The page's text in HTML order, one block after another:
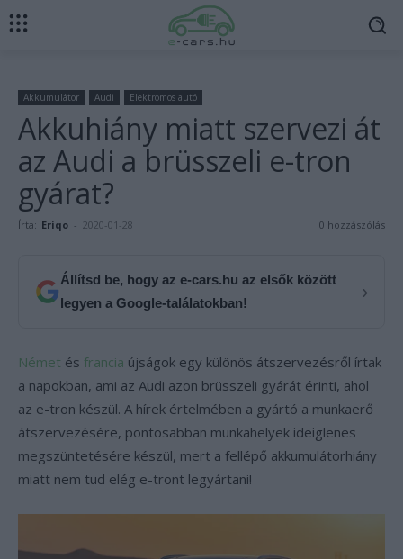
Akkumulátor Audi Elektromos autó
Akkuhiány miatt szervezi át
az Audi a brüsszeli e-tron
gyárat?
Írta: Eriqo - 2020-01-28 0 hozzászólás
Állítsd be, hogy az e-cars.hu az elsők között
legyen a Google-találatokban!
›
Német és francia újságok egy különös átszervezésről írtak
a napokban, ami az Audi azon brüsszeli gyárát érinti, ahol
az e-tron készül. A hírek értelmében a gyártó a munkaerő
átszervezésére, pontosabban munkahelyek ideiglenes
megszüntetésére készül, mert a fellépő akkumulátorhiány
miatt nem tud elég e-tront legyártani!